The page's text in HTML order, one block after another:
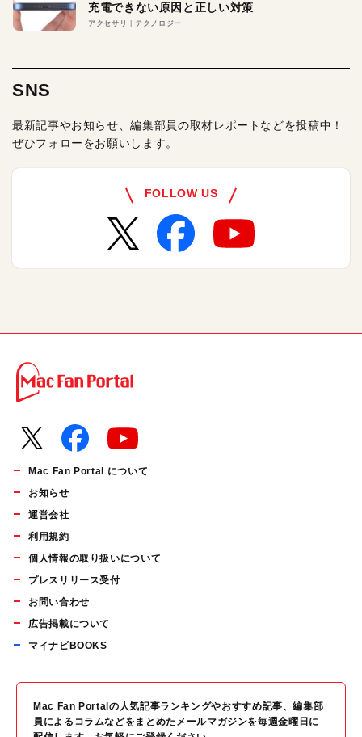
充電できない原因と正しい対策
アクセサリ テクノロジー
SNS
最新記事やお知らせ、編集部員の取材レポートなどを投稿中！
ぜひフォローをお願いします。
FOLLOW US
Mac Fan Portal について
お知らせ
運営会社
利用規約
個人情報の取り扱いについて
プレスリリース受付
お問い合わせ
広告掲載について
マイナビBOOKS
Mac Fan Portalの人気記事ランキングやおすすめ記事、編集部
員によるコラムなどをまとめたメールマガジンを毎週金曜日に